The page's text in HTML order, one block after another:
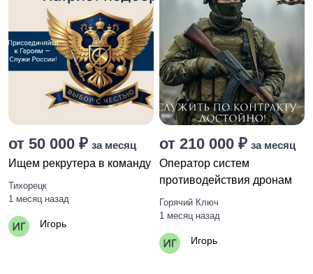
от 50 000 ₽ за месяц
Ищем рекрутера в команду
Тихорецк
1 месяц назад
Игорь
от 210 000 ₽ за месяц
Оператор систем
противодействия дронам
Горячий Ключ
1 месяц назад
Игорь